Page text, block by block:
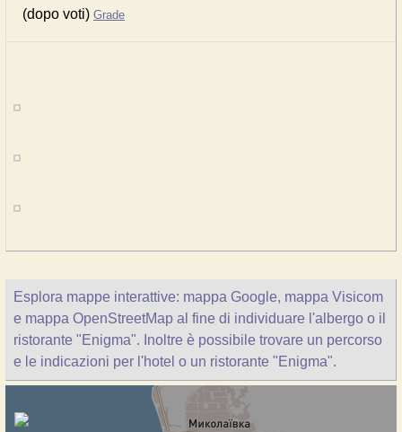
(dopo voti) Grade
Esplora mappe interattive: mappa Google, mappa Visicom
e mappa OpenStreetMap al fine di individuare l'albergo o il
ristorante "Enigma". Inoltre è possibile trovare un percorso
e le indicazioni per l'hotel o un ristorante "Enigma".